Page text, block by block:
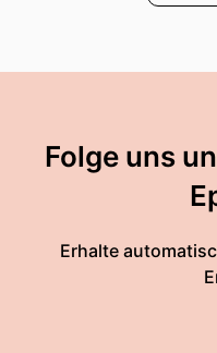
Folge uns
Erhalte